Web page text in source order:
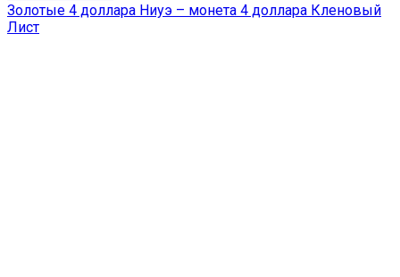
Золотые 4 доллара Ниуэ – монета 4 доллара Кленовый
Лист